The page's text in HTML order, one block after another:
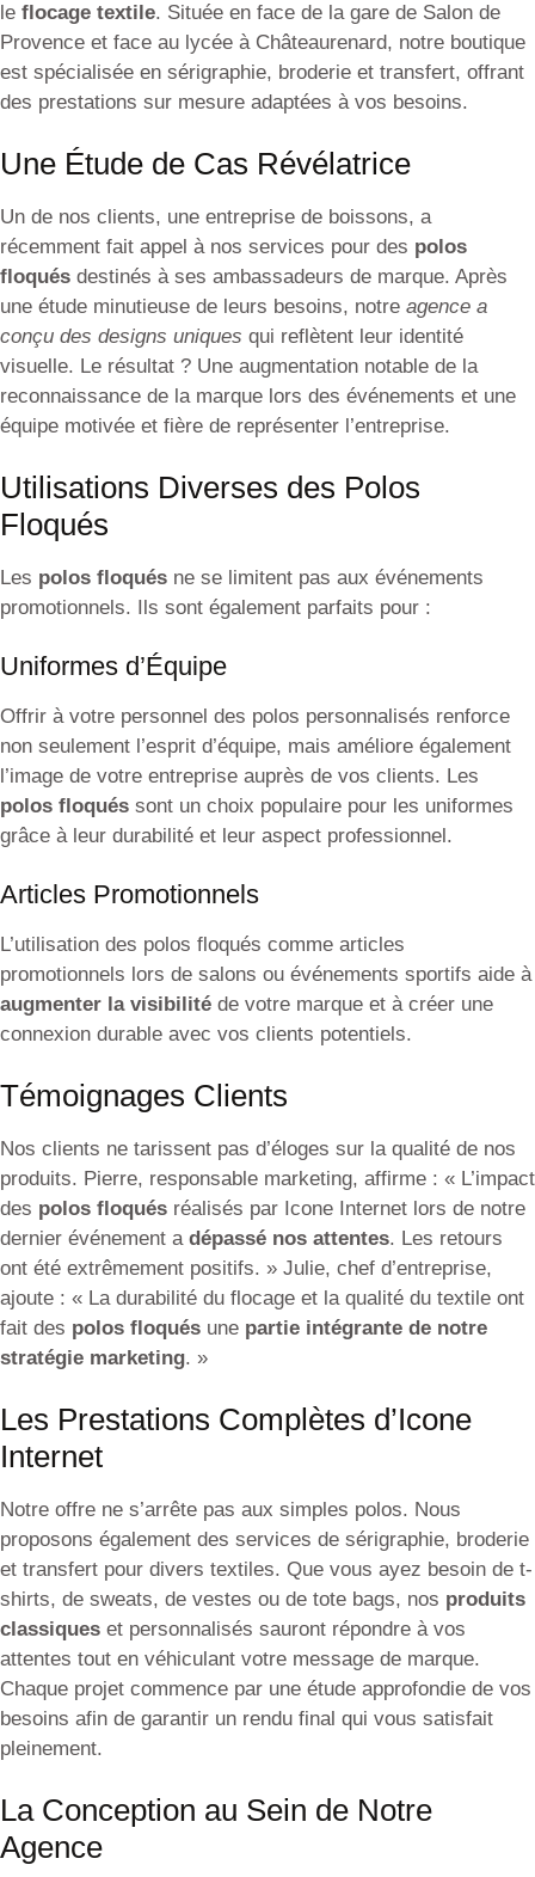
le flocage textile. Située en face de la gare de Salon de
Provence et face au lycée à Châteaurenard, notre boutique
est spécialisée en sérigraphie, broderie et transfert, offrant
des prestations sur mesure adaptées à vos besoins.
Une Étude de Cas Révélatrice
Un de nos clients, une entreprise de boissons, a
récemment fait appel à nos services pour des polos
floqués destinés à ses ambassadeurs de marque. Après
une étude minutieuse de leurs besoins, notre agence a
conçu des designs uniques qui reflètent leur identité
visuelle. Le résultat ? Une augmentation notable de la
reconnaissance de la marque lors des événements et une
équipe motivée et fière de représenter l’entreprise.
Utilisations Diverses des Polos
Floqués
Les polos floqués ne se limitent pas aux événements
promotionnels. Ils sont également parfaits pour :
Uniformes d’Équipe
Offrir à votre personnel des polos personnalisés renforce
non seulement l’esprit d’équipe, mais améliore également
l’image de votre entreprise auprès de vos clients. Les
polos floqués sont un choix populaire pour les uniformes
grâce à leur durabilité et leur aspect professionnel.
Articles Promotionnels
L’utilisation des polos floqués comme articles
promotionnels lors de salons ou événements sportifs aide à
augmenter la visibilité de votre marque et à créer une
connexion durable avec vos clients potentiels.
Témoignages Clients
Nos clients ne tarissent pas d’éloges sur la qualité de nos
produits. Pierre, responsable marketing, affirme : « L’impact
des polos floqués réalisés par Icone Internet lors de notre
dernier événement a dépassé nos attentes. Les retours
ont été extrêmement positifs. » Julie, chef d’entreprise,
ajoute : « La durabilité du flocage et la qualité du textile ont
fait des polos floqués une partie intégrante de notre
stratégie marketing. »
Les Prestations Complètes d’Icone
Internet
Notre offre ne s’arrête pas aux simples polos. Nous
proposons également des services de sérigraphie, broderie
et transfert pour divers textiles. Que vous ayez besoin de t-
shirts, de sweats, de vestes ou de tote bags, nos produits
classiques et personnalisés sauront répondre à vos
attentes tout en véhiculant votre message de marque.
Chaque projet commence par une étude approfondie de vos
besoins afin de garantir un rendu final qui vous satisfait
pleinement.
La Conception au Sein de Notre
Agence